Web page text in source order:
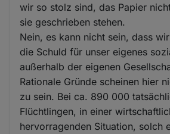
wir so stolz sind, das Papier
sie geschrieben stehen.
Nein, es kann nicht sein, dass
die Schuld für unser eigenes
außerhalb der eigenen
Rationale Gründe scheinen hier
zu sein. Bei ca. 890 000
Flüchtlingen, in einer
hervorragenden Situation, solch